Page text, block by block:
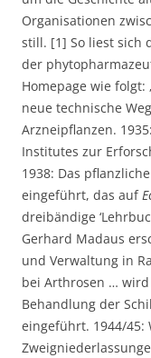
Organisationen
still. [1] So liest sich
der
Homepage wie folgt:
neue technische
Arzneipflanzen.
Institutes zur
1938: Das
eingeführt, das auf
dreibändige
Gerhard Madaus
und Verwaltung in
bei Arthrosen … wird
Behandlung der
eingeführt. 1944/45: